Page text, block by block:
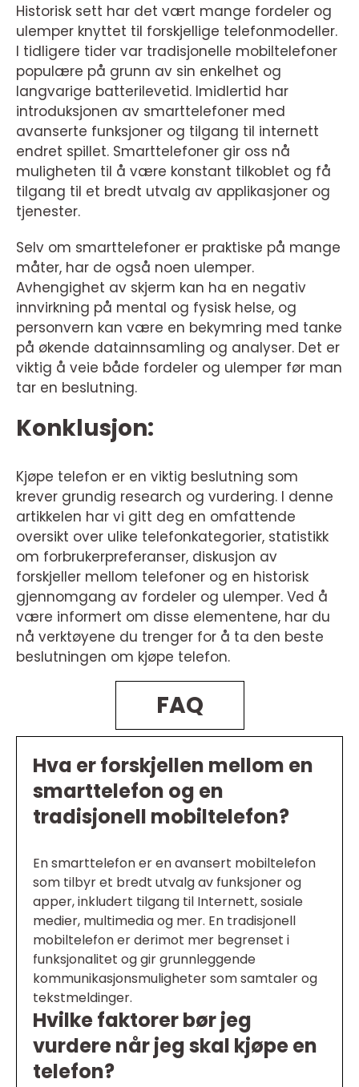
Historisk sett har det vært mange fordeler og
ulemper knyttet til forskjellige telefonmodeller.
I tidligere tider var tradisjonelle mobiltelefoner
populære på grunn av sin enkelhet og
langvarige batterilevetid. Imidlertid har
introduksjonen av smarttelefoner med
avanserte funksjoner og tilgang til internett
endret spillet. Smarttelefoner gir oss nå
muligheten til å være konstant tilkoblet og få
tilgang til et bredt utvalg av applikasjoner og
tjenester.
Selv om smarttelefoner er praktiske på mange
måter, har de også noen ulemper.
Avhengighet av skjerm kan ha en negativ
innvirkning på mental og fysisk helse, og
personvern kan være en bekymring med tanke
på økende datainnsamling og analyser. Det er
viktig å veie både fordeler og ulemper før man
tar en beslutning.
Konklusjon:
Kjøpe telefon er en viktig beslutning som
krever grundig research og vurdering. I denne
artikkelen har vi gitt deg en omfattende
oversikt over ulike telefonkategorier, statistikk
om forbrukerpreferanser, diskusjon av
forskjeller mellom telefoner og en historisk
gjennomgang av fordeler og ulemper. Ved å
være informert om disse elementene, har du
nå verktøyene du trenger for å ta den beste
beslutningen om kjøpe telefon.
FAQ
Hva er forskjellen mellom en
smarttelefon og en
tradisjonell mobiltelefon?
En smarttelefon er en avansert mobiltelefon
som tilbyr et bredt utvalg av funksjoner og
apper, inkludert tilgang til Internett, sosiale
medier, multimedia og mer. En tradisjonell
mobiltelefon er derimot mer begrenset i
funksjonalitet og gir grunnleggende
kommunikasjonsmuligheter som samtaler og
tekstmeldinger.
Hvilke faktorer bør jeg
vurdere når jeg skal kjøpe en
telefon?